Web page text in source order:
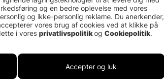
og en bedre oplevelse med vores
og ikke-personlig reklame. Du anerkender,
vores brug af cookies ved at klikke på
i vores privatlivspolitikog Cookiepolitik.
Accepter og luk